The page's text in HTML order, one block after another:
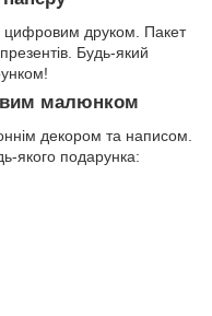
цифровим друком. Пакет
Будь-який
малюнком
декором та написом.
якого подарунка: